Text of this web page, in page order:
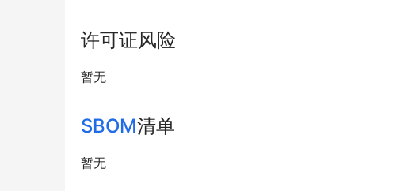
许可证风险
暂无
SBOM清单
暂无